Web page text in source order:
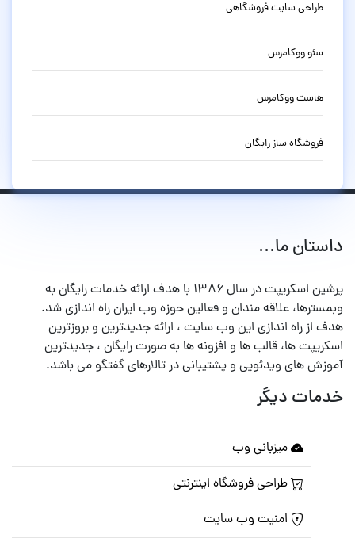
طراحی سایت فروشگاهی
سئو ووکامرس
هاست ووکامرس
فروشگاه ساز رایگان
داستان ما...
پرشین اسکریپت در سال ۱۳۸۶ با هدف ارائه خدمات رایگان به
وبمسترها، علاقه مندان و فعالین حوزه وب ایران راه اندازی شد.
هدف از راه اندازی این وب سایت ، ارائه جدیدترین و بروزترین
اسکریپت ها، قالب ها و افزونه ها به صورت رایگان ، جدیدترین
آموزش های ویدئویی و پشتیبانی در تالارهای گفتگو می باشد.
خدمات دیگر
میزبانی وب
طراحی فروشگاه اینترنتی
امنیت وب سایت